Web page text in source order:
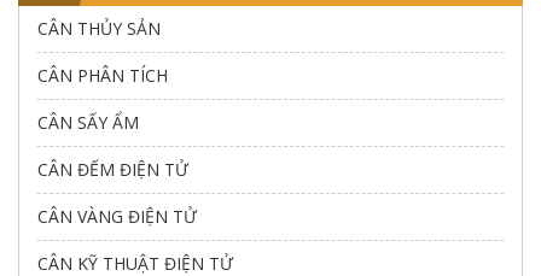
CÂN THỦY SẢN
CÂN PHÂN TÍCH
CÂN SẤY ẨM
CÂN ĐẾM ĐIỆN TỬ
CÂN VÀNG ĐIỆN TỬ
CÂN KỸ THUẬT ĐIỆN TỬ